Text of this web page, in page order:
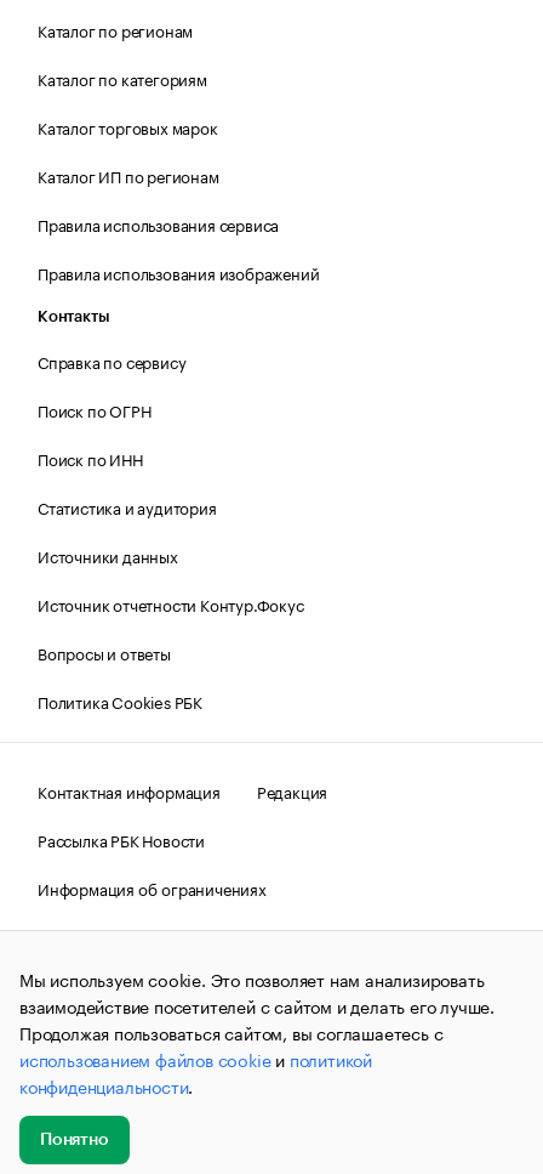
Каталог по регионам
Каталог по категориям
Каталог торговых марок
Каталог ИП по регионам
Правила использования сервиса
Правила использования изображений
Контакты
Справка по сервису
Поиск по ОГРН
Поиск по ИНН
Статистика и аудитория
Источники данных
Источник отчетности Контур.Фокус
Вопросы и ответы
Политика Cookies РБК
Контактная информация
Редакция
Рассылка РБК Новости
Информация об ограничениях
Правовая информация
О соблюдении авторских прав
© АО «РОСБИЗНЕСКОНСАЛТИНГ»,1995–2026.Сообщения
и материалы информационного агентства «РБК»
(зарегистрировано Федеральной службой по надзору в сфере
связи, информационных технологий и массовых
коммуникаций (Роскомнадзор) 09.12.2015 за номером ИА
№ФС77-63848) сопровождаются пометкой «РБК». Отдельные
публикации могут содержать информацию,
не предназначенную для пользователей
до 18 лет.
Мы используем cookie. Это позволяет нам анализировать
взаимодействие посетителей с сайтом и делать его лучше.
Продолжая пользоваться сайтом, вы соглашаетесь с
использованием файлов cookieи политикой
конфиденциальности.
Понятно